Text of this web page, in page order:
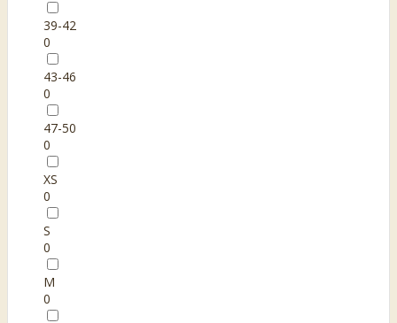
39-42
0
43-46
0
47-50
0
XS
0
S
0
M
0